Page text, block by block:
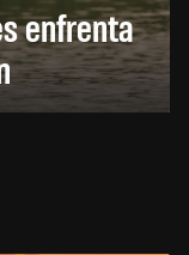
enfrenta